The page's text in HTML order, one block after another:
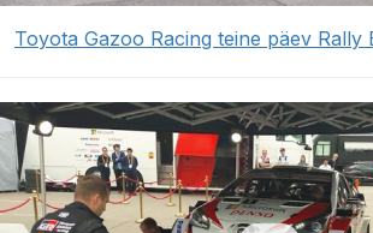
Toyota Gazoo Racing teine päev Rally